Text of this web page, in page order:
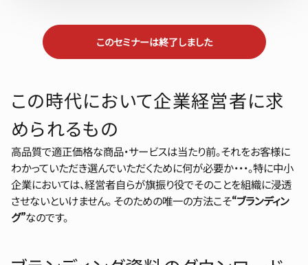
このセミナーは終了しました
この時代において企業経営者に求
められるもの
高品質で適正価格な商品・サービスは当たり前。それをお客様に
わかっていただき選んでいただくために何が必要か・・・。特に中小
企業においては、経営者自らが旗振り役でそのことを組織に浸透
させないといけません。 そのための唯一の方法こそ“ブランディン
グ”なのです。